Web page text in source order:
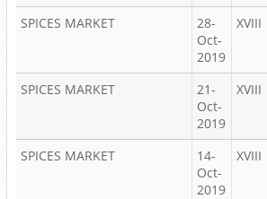
SPICES MARKET
28-
Oct-
2019
XVIII
SPICES MARKET
21-
Oct-
2019
XVIII
SPICES MARKET
14-
Oct-
2019
XVIII